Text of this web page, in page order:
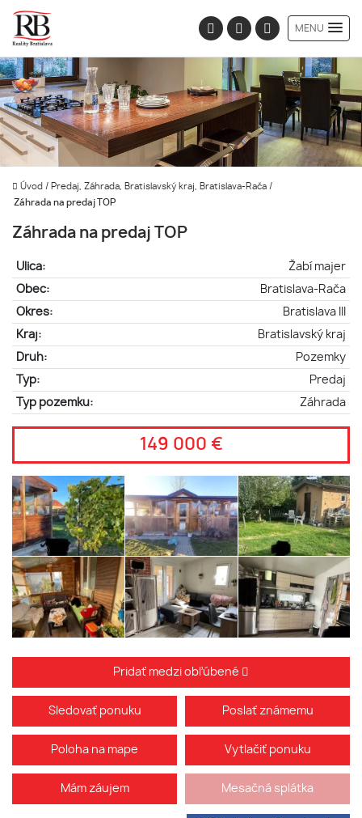
MENU
Úvod / Predaj, Záhrada, Bratislavský kraj, Bratislava-Rača /
Záhrada na predaj TOP
Záhrada na predaj TOP
Ulica:
Žabí majer
Obec:
Bratislava-Rača
Okres:
Bratislava III
Kraj:
Bratislavský kraj
Druh:
Pozemky
Typ:
Predaj
Typ pozemku:
Záhrada
149 000 €
Pridať medzi obľúbené
Sledovať ponuku Poslať známemu
Poloha na mape Vytlačiť ponuku
Mám záujem Mesačná splátka